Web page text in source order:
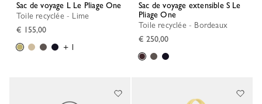
Sac de voyage L Le Pliage One
Toile recyclée - Lime
€ 155,00
+ 1
Sac de voyage extensible S Le
Pliage One
Toile recyclée - Bordeaux
€ 250,00